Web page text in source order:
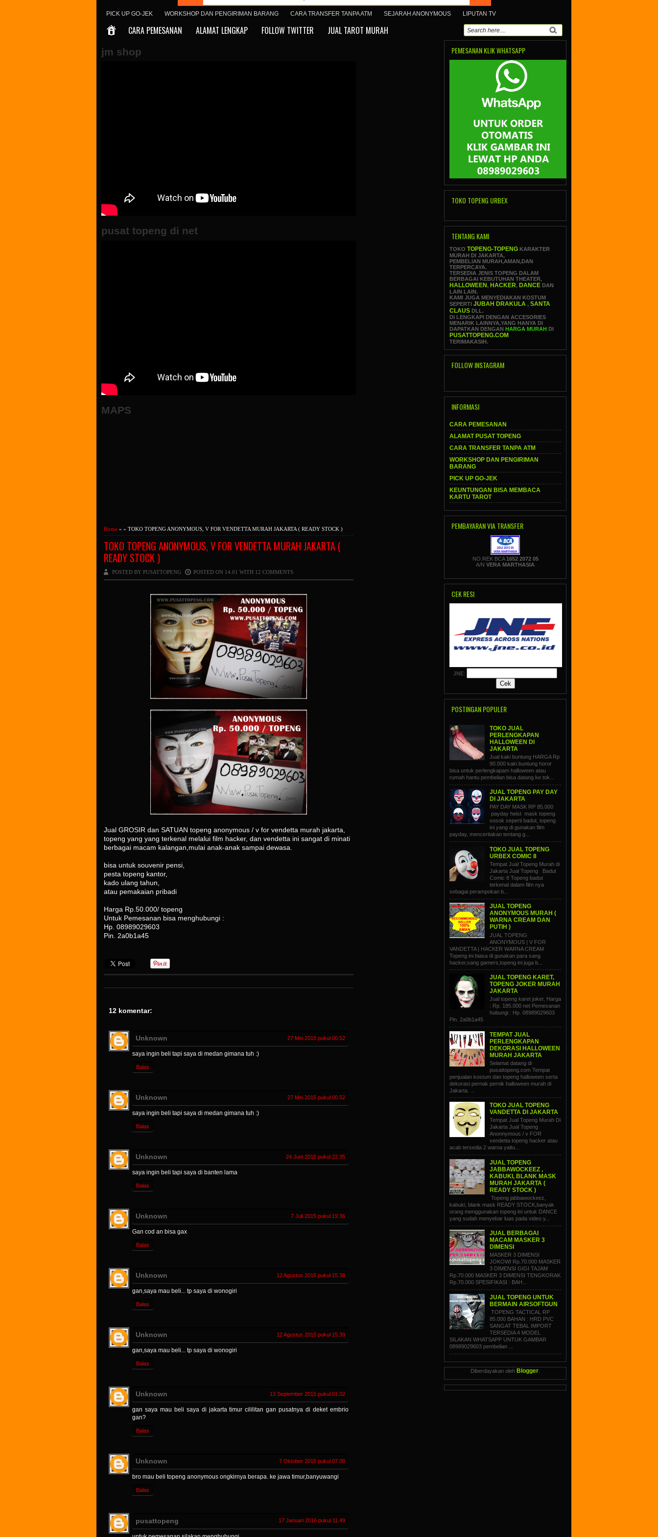
PICK UP GO-JEK WORKSHOP DAN PENGIRIMAN BARANG CARA TRANSFER TANPA ATM SEJARAH ANONYMOUS LIPUTAN TV
CARA PEMESANAN ALAMAT LENGKAP FOLLOW TWITTER JUAL TAROT MURAH
jm shop
pusat topeng di net
MAPS
Home » » TOKO TOPENG ANONYMOUS, V FOR VENDETTA MURAH JAKARTA ( READY STOCK )
TOKO TOPENG ANONYMOUS, V FOR VENDETTA MURAH JAKARTA (
READY STOCK )
POSTED BY PUSATTOPENG POSTED ON 14.01 WITH 12 COMMENTS
Jual GROSIR dan SATUAN topeng anonymous / v for vendetta murah jakarta,
topeng yang yang terkenal melalui film hacker, dan vendetta ini sangat di minati
berbagai macam kalangan,mulai anak-anak sampai dewasa.
bisa untuk souvenir pensi,
pesta topeng kantor,
kado ulang tahun,
atau pemakaian pribadi
Harga Rp.50.000/ topeng
Untuk Pemesanan bisa menghubungi :
Hp. 08989029603
Pin. 2a0b1a45
12 komentar:
Unknown 27 Mei 2015 pukul 00.52
saya ingin beli tapi saya di medan gimana tuh :)
Balas
Unknown 27 Mei 2015 pukul 00.52
saya ingin beli tapi saya di medan gimana tuh :)
Balas
Unknown 24 Juni 2015 pukul 22.35
saya ingin beli tapi saya di banten lama
Balas
Unknown 7 Juli 2015 pukul 19.36
Gan cod an bisa gax
Balas
Unknown 12 Agustus 2015 pukul 15.38
gan,saya mau beli... tp saya di wonogiri
Balas
Unknown 12 Agustus 2015 pukul 15.39
gan,saya mau beli... tp saya di wonogiri
Balas
Unknown 13 September 2015 pukul 01.02
gan saya mau beli saya di jakarta timur cililitan gan pusatnya di deket embrio
gan?
Balas
Unknown 7 Oktober 2015 pukul 07.00
bro mau beli topeng anonymous ongkirnya berapa. ke jawa timur,banyuwangi
Balas
pusattopeng 17 Januari 2016 pukul 11.49
PEMESANAN KLIK WHATSAPP
TOKO TOPENG URBEX
TENTANG KAMI
TOKO TOPENG-TOPENG KARAKTER
MURAH DI JAKARTA,
PEMBELIAN MURAH,AMAN,DAN
TERPERCAYA.
TERSEDIA JENIS TOPENG DALAM
BERBAGAI KEBUTUHAN THEATER,
HALLOWEEN , HACKER, DANCE DAN
LAIN LAIN.
KAMI JUGA MENYEDIAKAN KOSTUM
SEPERTI JUBAH DRAKULA , SANTA
CLAUS DLL.
DI LENGKAPI DENGAN ACCESORIES
MENARIK LAINNYA,YANG HANYA DI
DAPATKAN DENGAN HARGA MURAH DI
PUSATTOPENG.COM
TERIMAKASIH.
FOLLOW INSTAGRAM
INFORMASI
CARA PEMESANAN
ALAMAT PUSAT TOPENG
CARA TRANSFER TANPA ATM
WORKSHOP DAN PENGIRIMAN
BARANG
PICK UP GO-JEK
KEUNTUNGAN BISA MEMBACA
KARTU TAROT
PEMBAYARAN VIA TRANSFER
NO.REK BCA 1652 2072 05
A/N VERA MARTHASIA
CEK RESI
JNE:
POSTINGAN POPULER
TOKO JUAL
PERLENGKAPAN
HALLOWEEN DI
JAKARTA
Jual kaki buntung HARGA Rp
90.000 kaki buntung horor
bisa untuk perlengkapam halloween atau
rumah hantu pembelian bisa datang ke tok...
JUAL TOPENG PAY DAY
DI JAKARTA
PAY DAY MASK RP 85.000
payday heist mask topeng
sosok seperti badut, topeng
ini yang di gunakan film
payday, menceritakan tentang g...
TOKO JUAL TOPENG
URBEX COMIC 8
Tempat Jual Topeng Murah di
Jakarta Jual Topeng Badut
Comic 8 Topeng badut
terkenal dalam film nya
sebagai perampokan b...
JUAL TOPENG
ANONYMOUS MURAH (
WARNA CREAM DAN
PUTIH )
JUAL TOPENG
ANONYMOUS | V FOR
VANDETTA | HACKER WARNA CREAM
Topeng ini biasa di gunakan para sang
hacker,sang gamers,topeng ini juga b...
JUAL TOPENG KARET,
TOPENG JOKER MURAH
JAKARTA
Jual topeng karet joker, Harga
: Rp. 185.000 net Pemesanan
hubungi : Hp. 08989029603
Pin. 2a0b1a45
TEMPAT JUAL
PERLENGKAPAN
DEKORASI HALLOWEEN
MURAH JAKARTA
Selamat datang di
pusattopeng.com Tempat
penjualan kostum dan topeng halloween serta
dekorasi pernak pernik halloween murah di
Jakarta. ...
TOKO JUAL TOPENG
VANDETTA DI JAKARTA
Tempat Jual Topeng Murah Di
Jakarta Jual Topeng
Anonnymous / v FOR
vendetta topeng hacker atau
acab tersedia 2 warna yaitu...
JUAL TOPENG
JABBAWOCKEEZ ,
KABUKI, BLANK MASK
MURAH JAKARTA (
READY STOCK )
Topeng jabbawockeez,
kabuki, blank mask READY STOCK,banyak
orang menggunakan topeng ini untuk DANCE
yang sudah menyebar luas pada video y...
JUAL BERBAGAI
MACAM MASKER 3
DIMENSI
MASKER 3 DIMENSI
JOKOWI Rp.70.000 MASKER
3 DIMENSI GIGI TAJAM
Rp.70.000 MASKER 3 DIMENSI TENGKORAK
Rp.70.000 SPESIFIKASI : BAH...
JUAL TOPENG UNTUK
BERMAIN AIRSOFTGUN
TOPENG TACTICAL RP
85.000 BAHAN : HRD PVC
SANGAT TEBAL IMPORT
TERSEDIA 4 MODEL
SILAKAN WHATSAPP UNTUK GAMBAR
08989029603 pembelian ...
Diberdayakan oleh Blogger